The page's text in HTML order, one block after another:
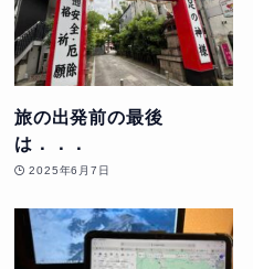
旅の出発前の最後
は．．．
2025年6月7日